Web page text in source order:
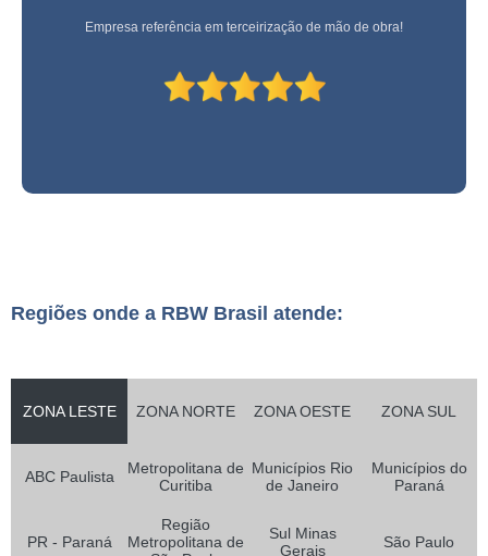
Empresa referência em terceirização de mão de obra!
Regiões onde a RBW Brasil atende:
ZONA LESTE ZONA NORTE ZONA OESTE ZONA SUL
ABC Paulista
Metropolitana de
Curitiba
Municípios Rio
de Janeiro
Municípios do
Paraná
PR - Paraná
Região
Metropolitana de
Sul Minas
Gerais
São Paulo